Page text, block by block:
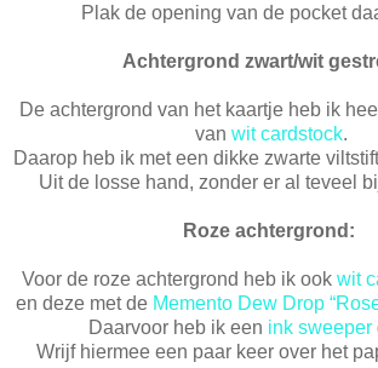
Plak de opening van de pocket
Achtergrond zwart/wit
De achtergrond van het kaartje heb ik
van wit cardstock.
Daarop heb ik met een dikke zwarte
Uit de losse hand, zonder er al teveel
Roze achtergrond:
Voor de roze achtergrond heb ik ook wit
en deze met de Memento Dew Drop
Daarvoor heb ik een ink sweeper
Wrijf hiermee een paar keer over het